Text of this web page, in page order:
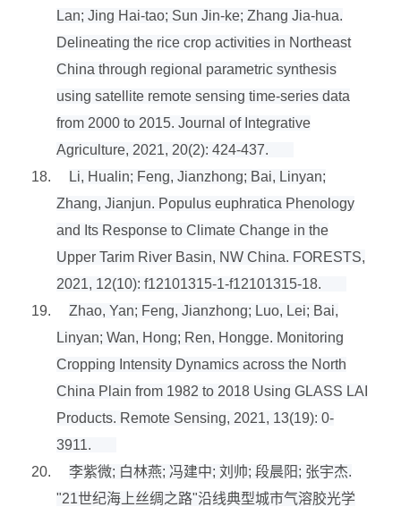
Lan; Jing Hai-tao; Sun Jin-ke; Zhang Jia-hua.
Delineating the rice crop activities in Northeast
China through regional parametric synthesis
using satellite remote sensing time-series data
from 2000 to 2015. Journal of Integrative
Agriculture, 2021, 20(2): 424-437.
18.
Li, Hualin; Feng, Jianzhong; Bai, Linyan;
Zhang, Jianjun. Populus euphratica Phenology
and Its Response to Climate Change in the
Upper Tarim River Basin, NW China. FORESTS,
2021, 12(10): f12101315-1-f12101315-18.
19.
Zhao, Yan; Feng, Jianzhong; Luo, Lei; Bai,
Linyan; Wan, Hong; Ren, Hongge. Monitoring
Cropping Intensity Dynamics across the North
China Plain from 1982 to 2018 Using GLASS LAI
Products. Remote Sensing, 2021, 13(19): 0-
3911.
20.
李紫微; 白林燕; 冯建中; 刘帅; 段晨阳; 张宇杰.
"21世纪海上丝绸之路"沿线典型城市气溶胶光学